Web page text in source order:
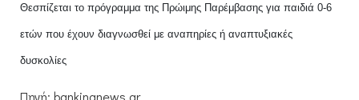
Θεσπίζεται το πρόγραμμα της Πρώιμης Παρέμβασης για παιδιά 0-6
ετών που έχουν διαγνωσθεί με αναπηρίες ή αναπτυξιακές
δυσκολίες
Πηγή: bankingnews.gr